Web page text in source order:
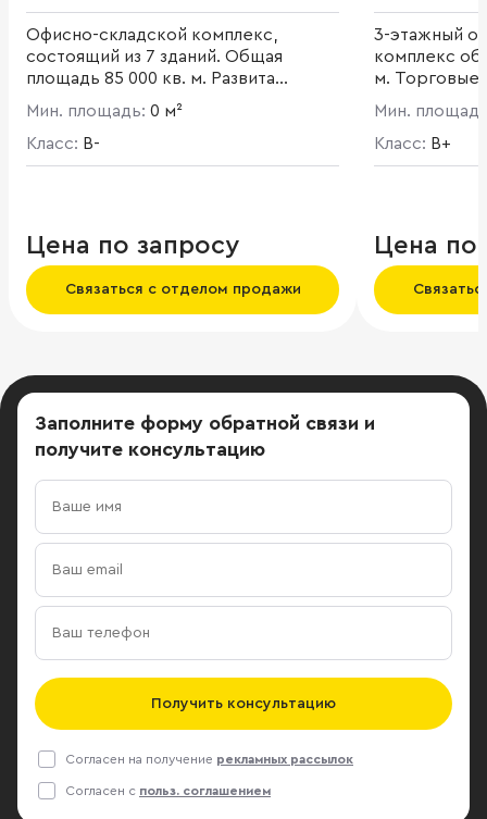
Офисно-складской комплекс,
состоящий из 7 зданий. Общая
площадь 85 000 кв. м. Развита
инфраструктура: столовая, аптека,
стоматология, салон красоты,
фитнес центр.
Мин. площадь: 0 м²
Класс: B-
Цена по запросу
Связаться с отделом продажи
3-этажный
комплекс
м. Торговые
на 1-этаже,
Высота
Мин.
Класс: B+
Цена по
Заполните форму обратной связи и
получите консультацию
Получить консультацию
Согласен на получение рекламных рассылок
Согласен с польз. соглашением